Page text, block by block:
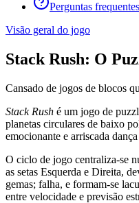
Perguntas frequentes
Visão geral do jogo
Stack Rush: O
Cansado de jogos de blocos
Stack Rush é um jogo de
planetas circulares de baixo
emocionante e arriscada
O ciclo de jogo centraliza-se
as setas Esquerda e Direita,
gemas; falha, e formam-se
entre velocidade e previsão